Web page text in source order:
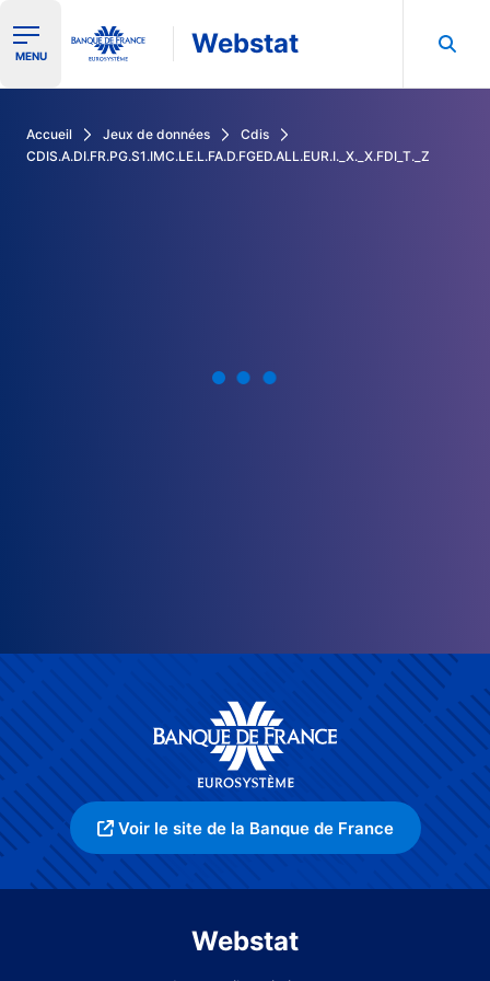
Ouvrir le menu de navigation
MENU Webstat
Accueil Jeux de données
Cdis
CDIS.A.DI.FR.PG.S1.IMC.LE.L.FA.D.FGED.ALL.EUR.I._X._X.FDI_T._Z
Voir le site de la Banque de France
Webstat